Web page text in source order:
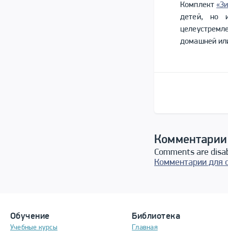
Комплект
детей, но и
домашней
Comments are
Комментарии для
Обучение
Учебные курсы
Библиотека
Главная